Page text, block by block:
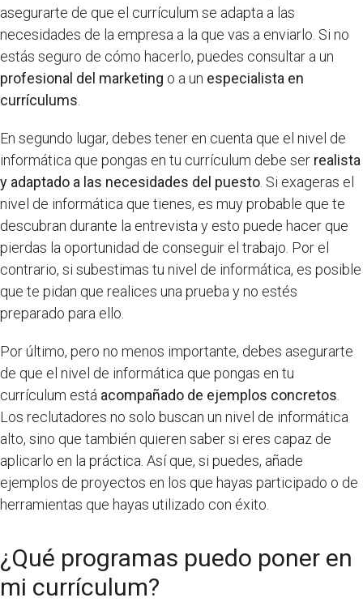
asegurarte de que el currículum se adapta a las
necesidades de la empresa a la que vas a enviarlo. Si no
estás seguro de cómo hacerlo, puedes consultar a un
profesional del marketing o a un especialista en
currículums
En segundo lugar, debes tener en cuenta que el nivel de
informática que pongas en tu currículum debe ser realista
y adaptado a las necesidades del puesto . Si exageras el
nivel de informática que tienes, es muy probable que te
descubran durante la entrevista y esto puede hacer que
pierdas la oportunidad de conseguir el trabajo. Por el
contrario, si subestimas tu nivel de informática, es posible
que te pidan que realices una prueba y no estés
preparado para ello.
Por último, pero no menos importante, debes asegurarte
de que el nivel de informática que pongas en tu
currículum está acompañado de ejemplos concretos
Los reclutadores no solo buscan un nivel de informática
alto, sino que también quieren saber si eres capaz de
aplicarlo en la práctica. Así que, si puedes, añade
ejemplos de proyectos en los que hayas participado o de
herramientas que hayas utilizado con éxito.
¿Qué programas puedo poner en
mi currículum?